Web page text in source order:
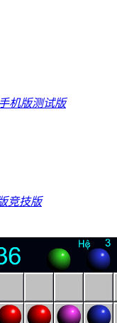
机版测试版
竞技版